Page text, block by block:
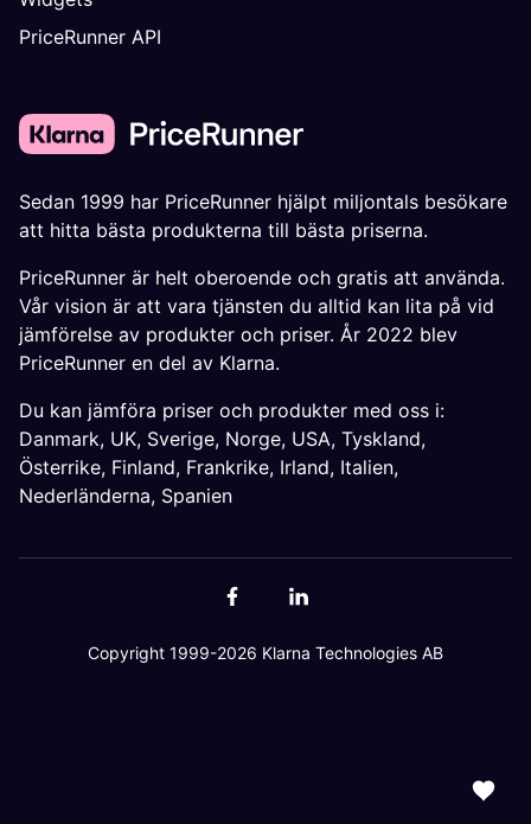
PriceRunner API
Sedan 1999 har PriceRunner hjälpt miljontals besökare
att hitta bästa produkterna till bästa priserna.
PriceRunner är helt oberoende och gratis att använda.
Vår vision är att vara tjänsten du alltid kan lita på vid
jämförelse av produkter och priser. År 2022 blev
PriceRunner en del av Klarna.
Du kan jämföra priser och produkter med oss i:
Danmark, UK, Sverige, Norge, USA, Tyskland,
Österrike, Finland, Frankrike, Irland, Italien,
Nederländerna, Spanien
Copyright 1999-2026 Klarna Technologies AB